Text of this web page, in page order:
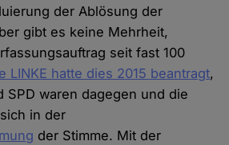
der Ablösung der
gibt es keine Mehrheit,
seit fast 100
LINKE hatte dies 2015 beantragt,
SPD waren dagegen und die
in der
der Stimme. Mit der